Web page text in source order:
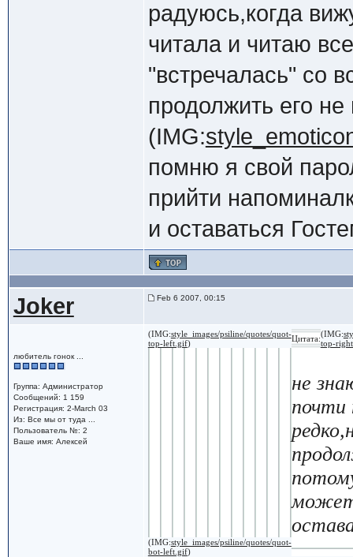
радуюсь,когда
читала и читаю
"встречалась" со
продолжить его не
(IMG:
помню я свой
прийти
и оставаться
Joker Feb 6 2007, 00:15
любитель гонок ...
Группа: Администратор
Сообщений: 1 159
Регистрация: 2-March 03
Из: Все мы от туда ...
Пользователь №: 2
Ваше имя: Алексей
(IMG:style_images/psiline/quotes/quot-
top-left.gif) Цитата:(IMG:
top-
не
почти
может
(IMG:style_images/psiline/quotes/quot-
bot-left.gif)